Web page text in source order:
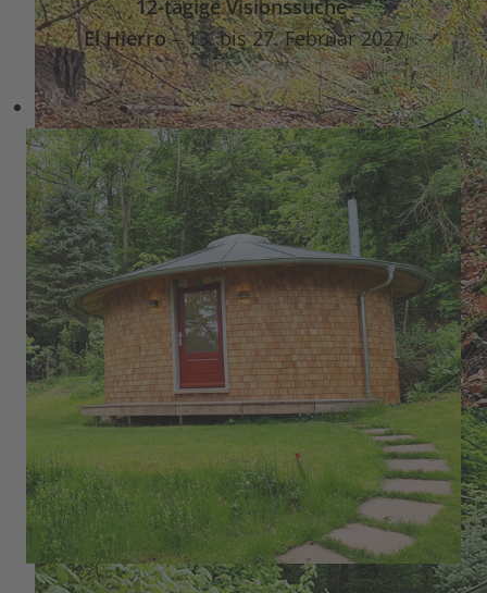
12-tägige Visionssuche
El Hierro– 13. bis 27. Februar 2027